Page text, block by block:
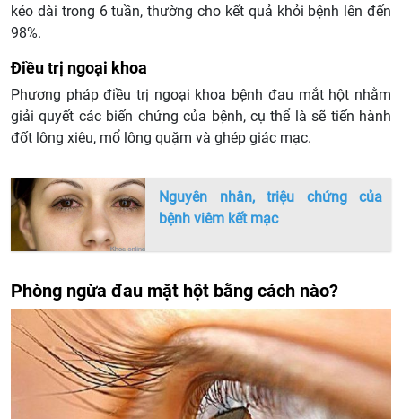
kéo dài trong 6 tuần, thường cho kết quả khỏi bệnh lên đến
98%.
Điều trị ngoại khoa
Phương pháp điều trị ngoại khoa bệnh đau mắt hột nhằm
giải quyết các biến chứng của bệnh, cụ thể là sẽ tiến hành
đốt lông xiêu, mổ lông quặm và ghép giác mạc.
Nguyên nhân, triệu chứng của
bệnh viêm kết mạc
Phòng ngừa đau mặt hột bằng cách nào?